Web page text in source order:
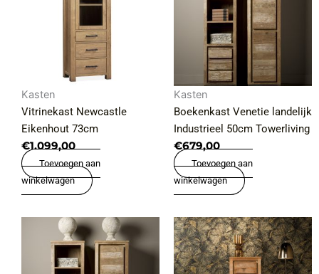
Kasten
Vitrinekast Newcastle
Eikenhout 73cm
€1.099,00
Toevoegen aan
winkelwagen
Kasten
Boekenkast Venetie landelijk
Industrieel 50cm Towerliving
€679,00
Toevoegen aan
winkelwagen